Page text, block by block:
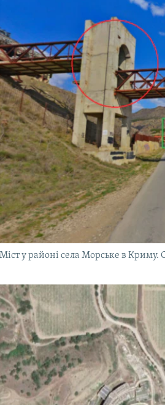
Міст у районі села Морське в Криму.